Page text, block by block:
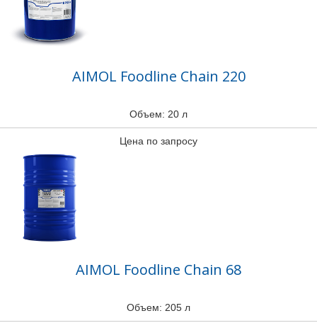
AIMOL Foodline Chain 220
Объем: 20 л
Цена по запросу
AIMOL Foodline Chain 68
Объем: 205 л